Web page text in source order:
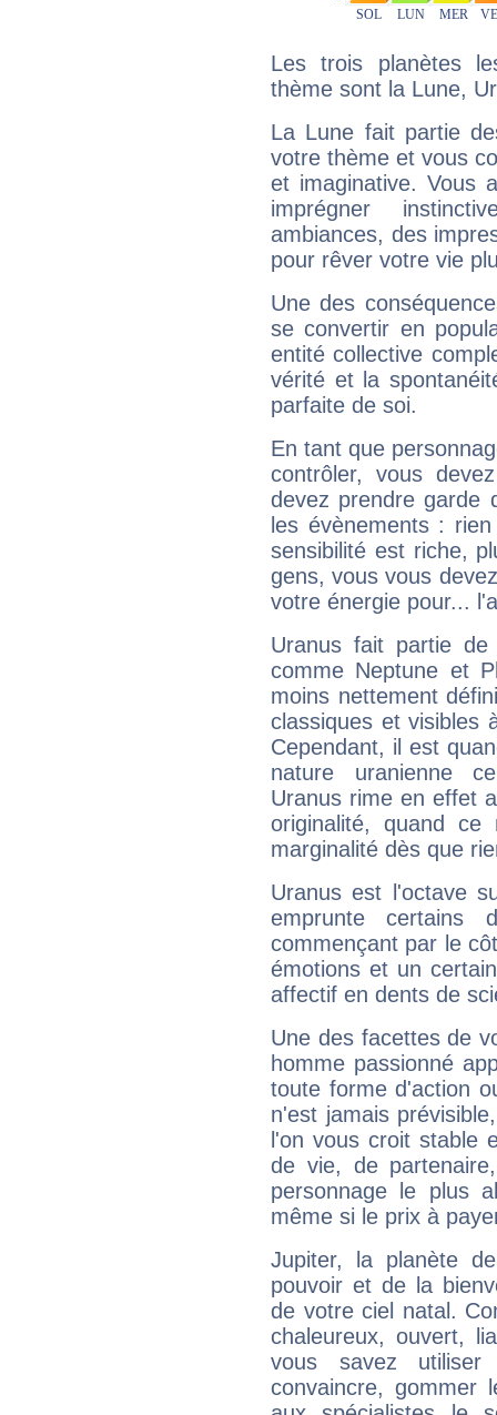
Les trois planètes
thème sont la Lune,
La Lune fait partie
votre thème et vous
et imaginative. Vous
imprégner
ambiances, des
pour rêver votre vie
Une des
se convertir en
entité collective
vérité et la
parfaite de soi.
En tant que
contrôler, vous
devez prendre garde
les évènements :
sensibilité est riche,
gens, vous vous
votre énergie pour...
Uranus fait partie
comme Neptune et
moins nettement
classiques et visibles
Cependant, il est
nature uranienne
Uranus rime en effet
originalité, quand ce
marginalité dès que
Uranus est l'octave
emprunte
commençant par le
émotions et un
affectif en dents de
Une des facettes de
homme passionné
toute forme d'action
n'est jamais
l'on vous croit stable
de vie, de
personnage le plus
même si le prix à
Jupiter, la planète
pouvoir et de la
de votre ciel natal.
chaleureux, ouvert,
vous savez
convaincre, gommer